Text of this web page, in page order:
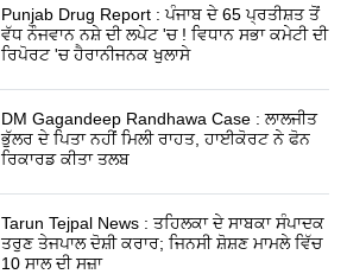
Punjab Drug Report : ਪੰਜਾਬ ਦੇ 65 ਪ੍ਰਤੀਸ਼ਤ ਤੋਂ
ਵੱਧ ਨੌਜਵਾਨ ਨਸ਼ੇ ਦੀ ਲਪੇਟ 'ਚ ! ਵਿਧਾਨ ਸਭਾ ਕਮੇਟੀ ਦੀ
ਰਿਪੋਰਟ 'ਚ ਹੈਰਾਨੀਜਨਕ ਖੁਲਾਸੇ
DM Gagandeep Randhawa Case : ਲਾਲਜੀਤ
ਭੁੱਲਰ ਦੇ ਪਿਤਾ ਨਹੀਂ ਮਿਲੀ ਰਾਹਤ, ਹਾਈਕੋਰਟ ਨੇ ਫੋਨ
ਰਿਕਾਰਡ ਕੀਤਾ ਤਲਬ
Tarun Tejpal News : ਤਹਿਲਕਾ ਦੇ ਸਾਬਕਾ ਸੰਪਾਦਕ
ਤਰੁਣ ਤੇਜਪਾਲ ਦੋਸ਼ੀ ਕਰਾਰ; ਜਿਨਸੀ ਸ਼ੋਸ਼ਣ ਮਾਮਲੇ ਵਿੱਚ
10 ਸਾਲ ਦੀ ਸਜ਼ਾ